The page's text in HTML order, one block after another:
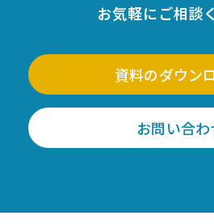
お気軽にご相談
資料のダウン
お問い合わ